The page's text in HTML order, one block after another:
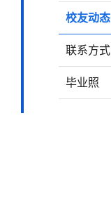
校友动态
联系方式
毕业照